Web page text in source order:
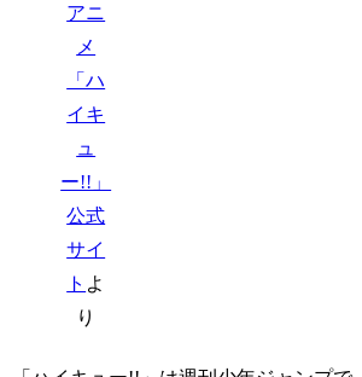
アニ
メ
「ハ
イキ
ュ
ー!!」
公式
サイ
ト よ
り